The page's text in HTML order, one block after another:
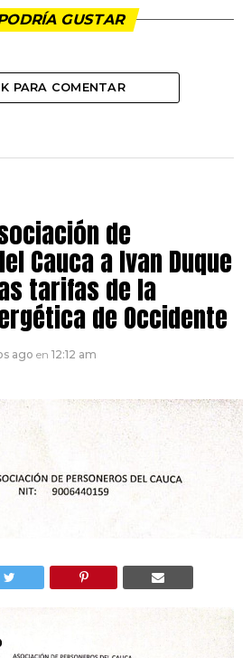
GUSTAR
PARA COMENTAR
de
Cauca a Ivan Duque
tarifas de la
de Occidente
ago en 12:12 am